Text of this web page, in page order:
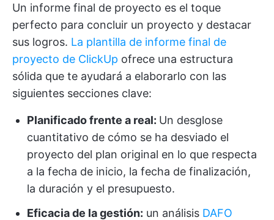
Un informe final de proyecto es el toque
perfecto para concluir un proyecto y destacar
sus logros. La plantilla de informe final de
proyecto de ClickUp ofrece una estructura
sólida que te ayudará a elaborarlo con las
siguientes secciones clave:
Planificado frente a real: Un desglose
cuantitativo de cómo se ha desviado el
proyecto del plan original en lo que respecta
a la fecha de inicio, la fecha de finalización,
la duración y el presupuesto.
Eficacia de la gestión: un análisis DAFO